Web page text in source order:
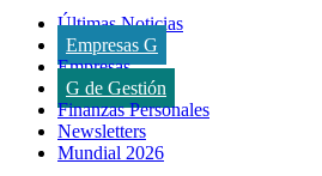
Últimas Noticias
Empresas G
Empresas
G de Gestión
Finanzas Personales
Newsletters
Mundial 2026